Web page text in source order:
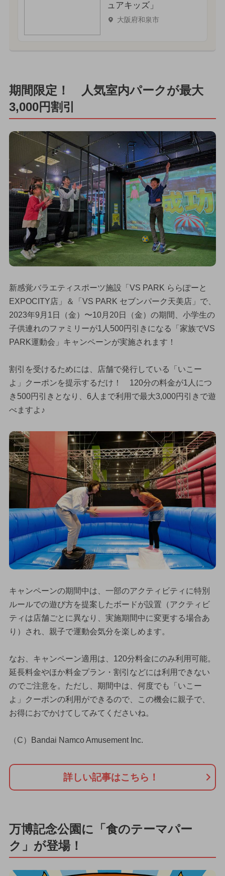
ュアキッズ」
大阪府和泉市
期間限定！ 人気室内パークが最大
3,000円割引
新感覚バラエティスポーツ施設「VS PARK ららぽーと
EXPOCITY店」＆「VS PARK セブンパーク天美店」で、
2023年9月1日（金）〜10月20日（金）の期間、小学生の
子供連れのファミリーが1人500円引きになる「家族でVS
PARK運動会」キャンペーンが実施されます！
割引を受けるためには、店舗で発行している「いこー
よ」クーポンを提示するだけ！ 120分の料金が1人につ
き500円引きとなり、6人まで利用で最大3,000円引きで遊
べますよ♪
キャンペーンの期間中は、一部のアクティビティに特別
ルールでの遊び方を提案したボードが設置（アクティビ
ティは店舗ごとに異なり、実施期間中に変更する場合あ
り）され、親子で運動会気分を楽しめます。
なお、キャンペーン適用は、120分料金にのみ利用可能。
延長料金やほか料金プラン・割引などには利用できない
のでご注意を。ただし、期間中は、何度でも「いこー
よ」クーポンの利用ができるので、この機会に親子で、
お得におでかけてしてみてくださいね。
（C）Bandai Namco Amusement Inc.
詳しい記事はこちら！
万博記念公園に「食のテーマパー
ク」が登場！